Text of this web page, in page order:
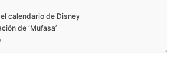
calendario de Disney
de ‘Mufasa’